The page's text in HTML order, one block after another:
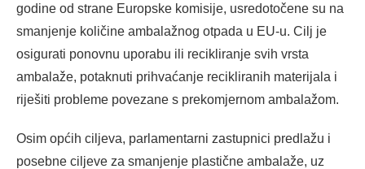
godine od strane Europske komisije, usredotočene su na
smanjenje količine ambalažnog otpada u EU-u. Cilj je
osigurati ponovnu uporabu ili recikliranje svih vrsta
ambalaže, potaknuti prihvaćanje recikliranih materijala i
riješiti probleme povezane s prekomjernom ambalažom.
Osim općih ciljeva, parlamentarni zastupnici predlažu i
posebne ciljeve za smanjenje plastične ambalaže, uz